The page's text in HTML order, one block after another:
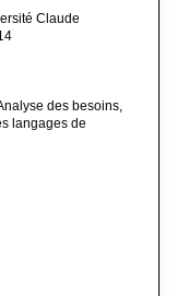
Claude
des besoins,
langages de